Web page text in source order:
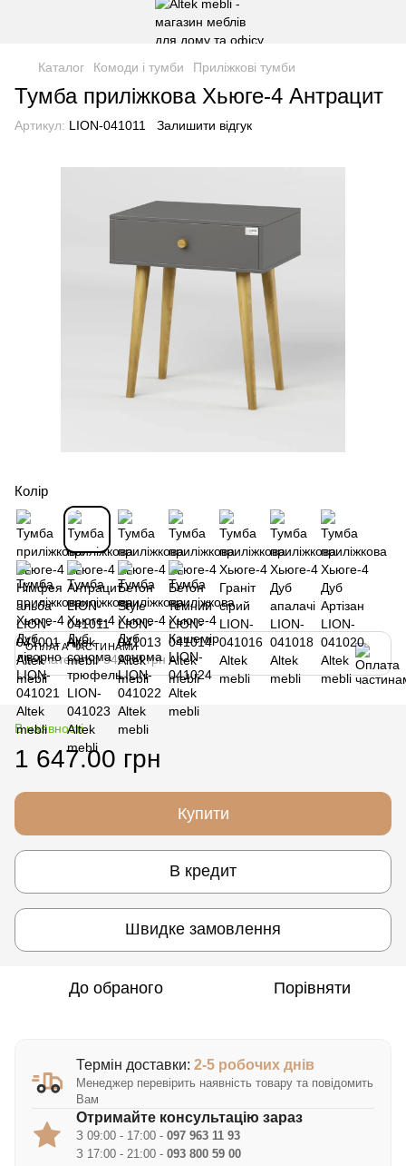
Каталог Комоди і тумби Приліжкові тумби
Тумба приліжкова Хьюге-4 Антрацит
Артикул: LION-041011 Залишити відгук
Колір
ОПЛАТА ЧАСТИНАМИ
3 платежі по 549.00 грн
В наявності
1 647.00 грн
Купити
В кредит
Швидке замовлення
До обраного Порівняти
Термін доставки: 2-5 робочих днів
Менеджер перевірить наявність товару та повідомить
Вам
Отримайте консультацію зараз
З 09:00 - 17:00 - 097 963 11 93
З 17:00 - 21:00 - 093 800 59 00